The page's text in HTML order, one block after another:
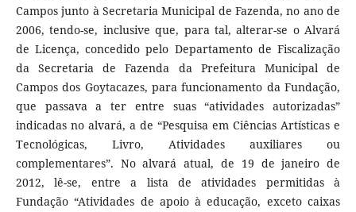
Campos junto à Secretaria Municipal de Fazenda, no ano de
2006, tendo-se, inclusive que, para tal, alterar-se o Alvará
de Licença, concedido pelo Departamento de Fiscalização
da Secretaria de Fazenda da Prefeitura Municipal de
Campos dos Goytacazes, para funcionamento da Fundação,
que passava a ter entre suas “atividades autorizadas”
indicadas no alvará, a de “Pesquisa em Ciências Artísticas e
Tecnológicas, Livro, Atividades auxiliares ou
complementares”. No alvará atual, de 19 de janeiro de
2012, lê-se, entre a lista de atividades permitidas à
Fundação “Atividades de apoio à educação, exceto caixas